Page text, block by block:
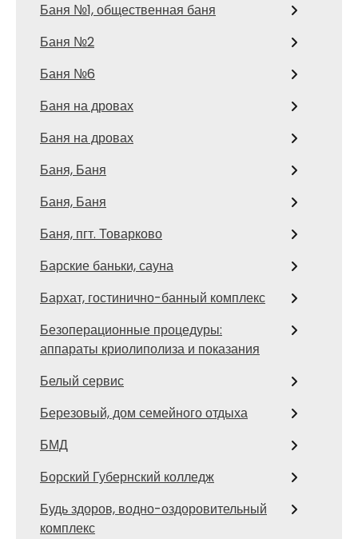
Баня №1, общественная баня
Баня №2
Баня №6
Баня на дровах
Баня на дровах
Баня, Баня
Баня, Баня
Баня, пгт. Товарково
Барские баньки, сауна
Бархат, гостинично-банный комплекс
Безоперационные процедуры:
аппараты криолиполиза и показания
Белый сервис
Березовый, дом семейного отдыха
БМД
Борский Губернский колледж
Будь здоров, водно-оздоровительный
комплекс